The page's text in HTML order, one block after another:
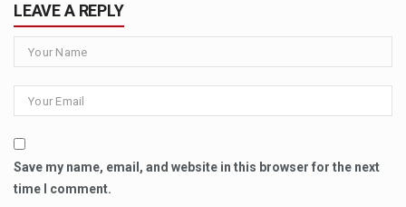
LEAVE A REPLY
Save my name, email, and website in this browser for the next
time I comment.